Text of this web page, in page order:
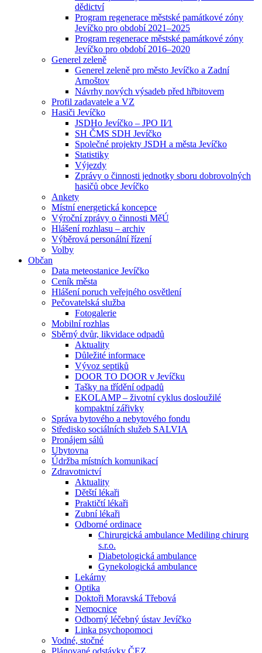
dědictví
Program regenerace městské památkové zóny
Jevíčko pro období 2021–2025
Program regenerace městské památkové zóny
Jevíčko pro období 2016–2020
Generel zeleně
Generel zeleně pro město Jevíčko a Zadní
Arnoštov
Návrhy nových výsadeb před hřbitovem
Profil zadavatele a VZ
Hasiči Jevíčko
JSDHo Jevíčko – JPO II⁄1
SH ČMS SDH Jevíčko
Společné projekty JSDH a města Jevíčko
Statistiky
Výjezdy
Zprávy o činnosti jednotky sboru dobrovolných
hasičů obce Jevíčko
Ankety
Místní energetická koncepce
Výroční zprávy o činnosti MěÚ
Hlášení rozhlasu – archiv
Výběrová personální řízení
Volby
Občan
Data meteostanice Jevíčko
Ceník města
Hlášení poruch veřejného osvětlení
Pečovatelská služba
Fotogalerie
Mobilní rozhlas
Sběrný dvůr, likvidace odpadů
Aktuality
Důležité informace
Vývoz septiků
DOOR TO DOOR v Jevíčku
Tašky na třídění odpadů
EKOLAMP – životní cyklus dosloužilé
kompaktní zářivky
Správa bytového a nebytového fondu
Středisko sociálních služeb SALVIA
Pronájem sálů
Ubytovna
Údržba místních komunikací
Zdravotnictví
Aktuality
Dětští lékaři
Praktičtí lékaři
Zubní lékaři
Odborné ordinace
Chirurgická ambulance Mediling chirurg
s.r.o.
Diabetologická ambulance
Gynekologická ambulance
Lekárny
Optika
Doktoři Moravská Třebová
Nemocnice
Odborný léčebný ústav Jevíčko
Linka psychopomoci
Vodné, stočné
Plánované odstávky ČEZ